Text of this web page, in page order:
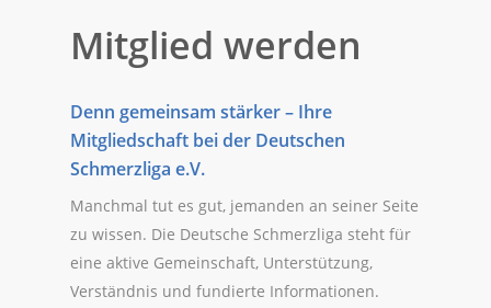
Mitglied werden
Denn gemeinsam stärker – Ihre
Mitgliedschaft bei der Deutschen
Schmerzliga e.V.
Manchmal tut es gut, jemanden an seiner Seite
zu wissen. Die Deutsche Schmerzliga steht für
eine aktive Gemeinschaft, Unterstützung,
Verständnis und fundierte Informationen.